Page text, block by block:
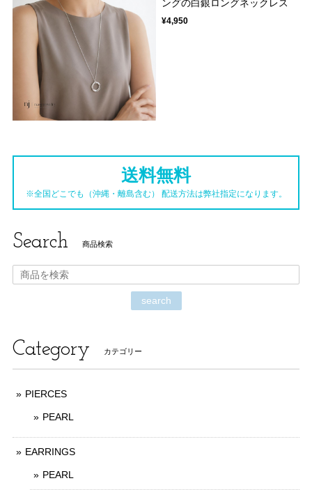
ングの白銀ロングネックレス
¥4,950
送料無料
※全国どこでも（沖縄・離島含む） 配送方法は弊社指定になります。
Search 商品検索
search
Category カテゴリー
PIERCES
PEARL
EARRINGS
PEARL